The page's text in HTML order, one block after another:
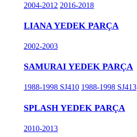
2004-2012 2016-2018
LIANA YEDEK PARÇA
2002-2003
SAMURAI YEDEK PARÇA
1988-1998 SJ410 1988-1998 SJ413
SPLASH YEDEK PARÇA
2010-2013